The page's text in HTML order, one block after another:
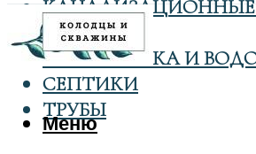
КОЛОДЦЫ
САНТЕХНИКА И
СЕПТИКИ
ТРУБЫ
Меню